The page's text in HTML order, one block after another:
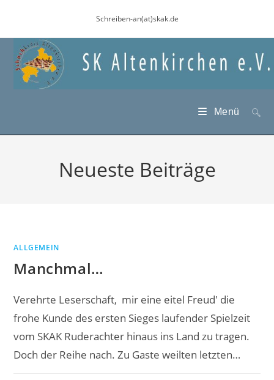
springen
Schreiben-an(at)skak.de
Menü
Neueste Beiträge
ALLGEMEIN
Manchmal…
Verehrte Leserschaft, mir eine eitel Freud' die
frohe Kunde des ersten Sieges laufender Spielzeit
vom SKAK Ruderachter hinaus ins Land zu tragen.
Doch der Reihe nach. Zu Gaste weilten letzten…